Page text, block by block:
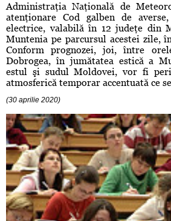
Administraţia Naţională de
atenţionare Cod galben de
electrice, valabilă în 12 judeţe din
Muntenia pe parcursul acestei zile,
Conform prognozei, joi, între
Dobrogea, în jumătatea estică a
estul şi sudul Moldovei, vor fi
atmosferică temporar accentuată ce
(30 aprilie 2020)